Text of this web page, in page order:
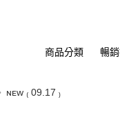
商品分類 暢
ɴᴇᴡ ₍ 09.17 ₎